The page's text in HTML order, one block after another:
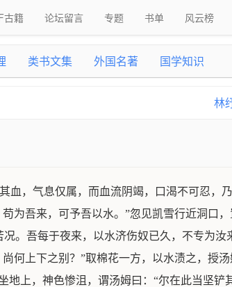
古籍 论坛留言 专题 书单 风云榜
类书文集 外国名著 国学知识
林
血，气息仅属，而血流阴竭，口渴不可忍，
为吾来，可予吾以水。”忽见凯雪行近洞口
。吾每于夜来，以水济伤奴已久，不专为汝
何上下之别？”取棉花一方，以水渍之，授汤
地上，神色惨沮，谓汤姆曰：“尔在此当坚铲